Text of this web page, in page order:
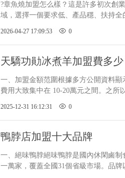
?章魚燒加盟怎么樣？這是許多初次創
域，選擇一個要求低、產品穩、扶持全的品
2026-04-27 17:09:53 0
天驕功勛冰煮羊加盟費多少
一、加盟金額范圍根據多方公開資料
費用大致集中在 10-20萬元之間。之所
2025-12-31 16:12:31 0
鴨脖店加盟十大品牌
一、絕味鴨脖絕味鴨脖是國內休閑鹵
一萬家，覆蓋全國31個省級市場